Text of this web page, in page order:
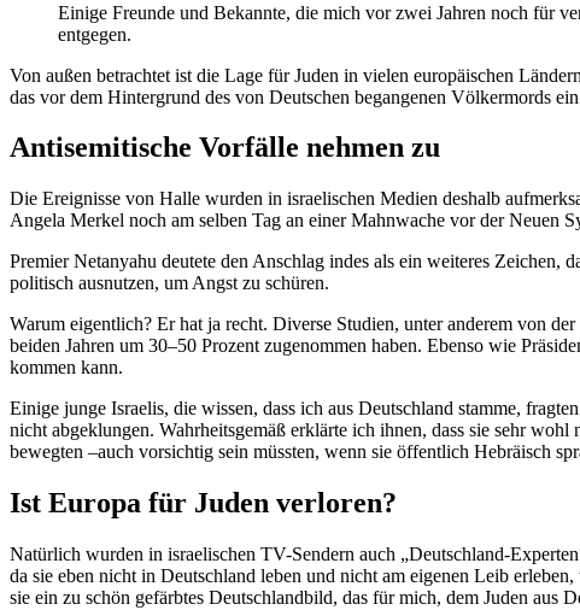
Einige Freunde und Bekannte, die mich vor zwei Jahren noch für
entgegen.
Von außen betrachtet ist die Lage für Juden in vielen europäi­schen
das vor dem Hinter­grund des von Deutschen began­genen Völker­mords
Antise­mi­tische Vorfälle nehmen zu
Die Ereig­nisse von Halle wurden in israe­li­schen Medien deshalb
Angela Merkel noch am selben Tag an einer Mahnwache vor der Neuen
Premier Netanyahu deutete den Anschlag indes als ein weiteres
politisch ausnutzen, um Angst zu schüren.
Warum eigentlich? Er hat ja recht. Diverse Studien, unter anderem von
beiden Jahren um 30–50 Prozent zugenommen haben. Ebenso wie
kommen kann.
Einige junge Israelis, die wissen, dass ich aus Deutschland stamme,
nicht abgeklungen. Wahrheits­gemäß erklärte ich ihnen, dass sie sehr
bewegten –auch vorsichtig sein müssten, wenn sie öffentlich Hebräisch
Ist Europa für Juden verloren?
Natürlich wurden in israe­li­schen TV-Sendern auch „Deutschland-
da sie eben nicht in Deutschland leben und nicht am eigenen Leib
sie ein zu schön gefärbtes Deutsch­landbild, das für mich, dem Juden aus